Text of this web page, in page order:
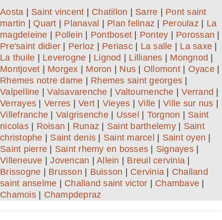
Aosta Saint vincent Chatillon Sarre
Pont saint
martin
Quart Planaval Plan felinaz Peroulaz
La
magdeleine
Pollein Pontboset Pontey Porossan
Pre'saint didier
Perloz Periasc| La salle La saxe
La thuile
Leverogne Lignod Lillianes Mongnod
Montjovet
Morgex Moron Nus Ollomont| Oyace|
Rhemes notre dame
Rhemes saint georges
Valpelline |Valsavarenche |Valtournenche |Verrand
Verrayes
Verres Vert Vieyes Ville Ville sur nus
Villefranche
Valgrisenche| Ussel Torgnon
Saint
nicolas| Roisan Runaz Saint barthelemy| Saint
christophe
Saint denis Saint marcel Saint oyen
Saint pierre
Saint rhemy en bosses Signayes|
Villeneuve |Jovencan Allein Breuil cervinia
Brissogne
Brusson Buisson Cervinia
Challand
saint anselme
Challand saint victor Chambave
Chamois| Champdepraz